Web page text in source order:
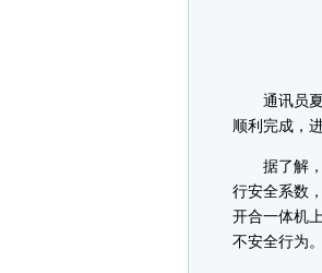
通讯员夏
顺利完成，
据了解，
行安全系数
开合一体机
不安全行为。